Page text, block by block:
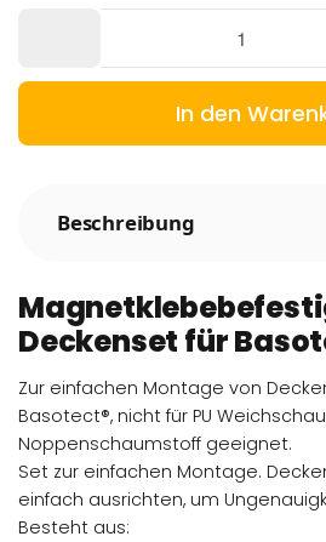
In den
Beschreibung
Deckenset für
Zur einfachen Montage von
Basotect®, nicht für PU
Noppenschaumstoff geeignet.
Set zur einfachen Montage.
einfach ausrichten, um
Besteht aus: